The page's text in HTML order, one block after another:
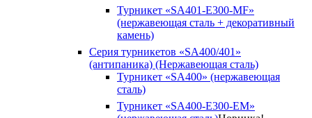
Турникет «SA401-E300-MF»
(нержавеющая сталь + декоративный
камень)
Серия турникетов «SA400/401»
(антипаника) (Нержавеющая сталь)
Турникет «SA400» (нержавеющая
сталь)
Турникет «SA400-Е300-EM»